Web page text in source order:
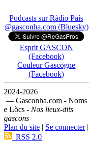
Podcasts sur Ràdio País
@gasconha.com (Bluesky)
Esprit GASCON
(Facebook)
Couleur Gascogne
(Facebook)
2024-2026
— Gasconha.com - Noms
e Lòcs - Nos lieux-dits
gascons
Plan du site | Se connecter|
RSS 2.0